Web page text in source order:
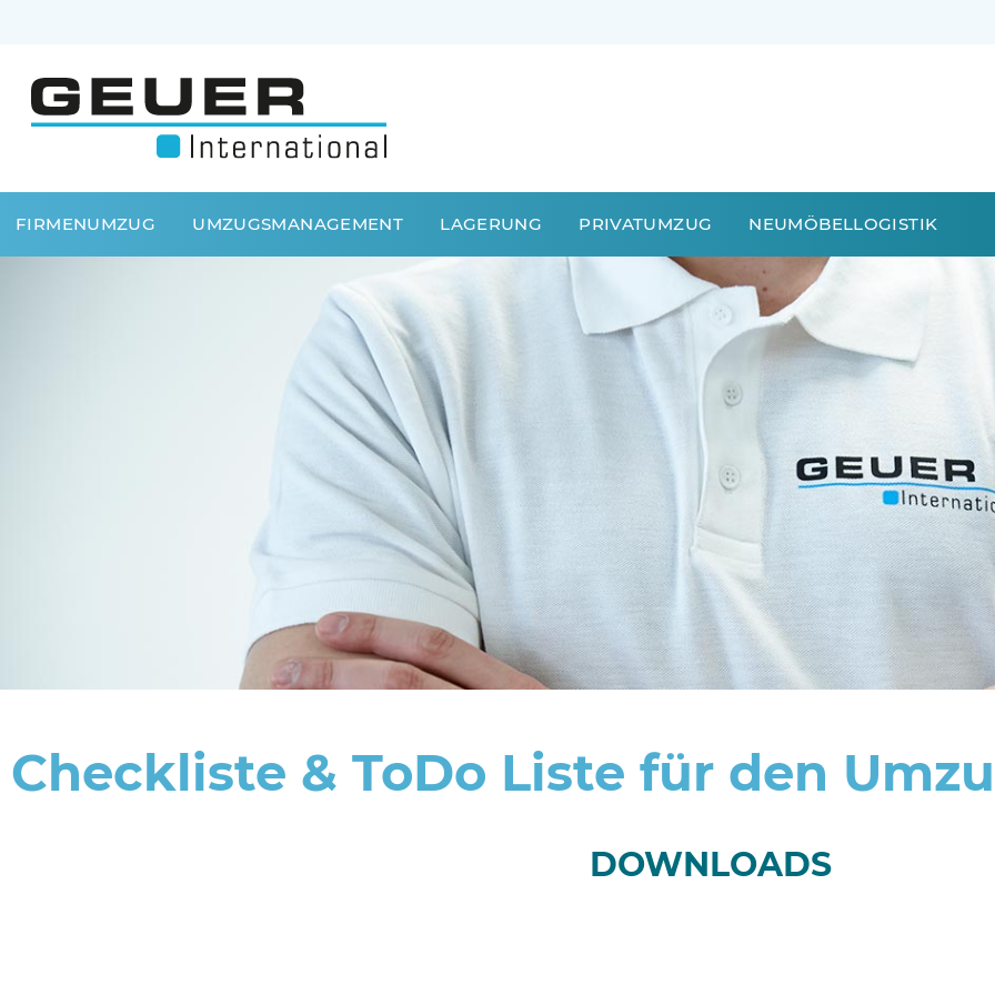
FIRMENUMZUG UMZUGSMANAGEMENT LAGERUNG PRIVATUMZUG NEUMÖBELLOGISTIK
Checkliste & ToDo Liste für den
DOWNLOADS